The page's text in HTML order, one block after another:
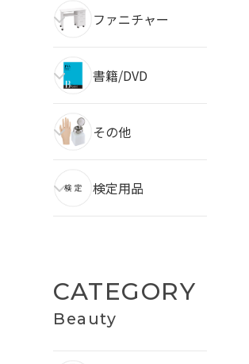
ファニチャー
書籍/DVD
その他
検定用品
CATEGORY
Beauty